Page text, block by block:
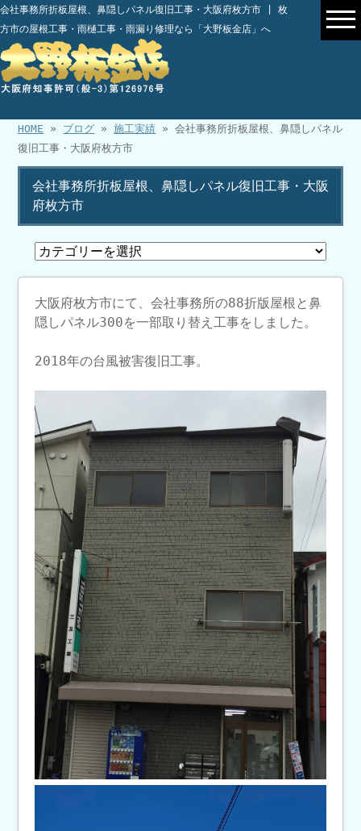
会社事務所折板屋根、鼻隠しパネル復旧工事・大阪府枚方市 | 枚
方市の屋根工事・雨樋工事・雨漏り修理なら「大野板金店」へ
HOME » ブログ »施工実績 » 会社事務所折板屋根、鼻隠しパネル
復旧工事・大阪府枚方市
会社事務所折板屋根、鼻隠しパネル復旧工事・大阪
府枚方市
大阪府枚方市にて、会社事務所の88折版屋根と鼻
隠しパネル300を一部取り替え工事をしました。
2018年の台風被害復旧工事。